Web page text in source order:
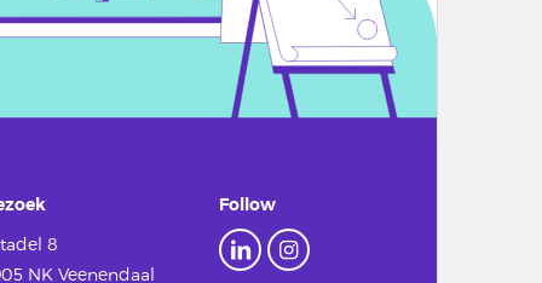
8
NK Veenendaal
Follow